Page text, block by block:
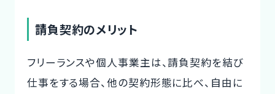
請負契約のメリット
フリーランスや個人事業主は、請負契約を結び
仕事をする場合、他の契約形態に比べ、自由に